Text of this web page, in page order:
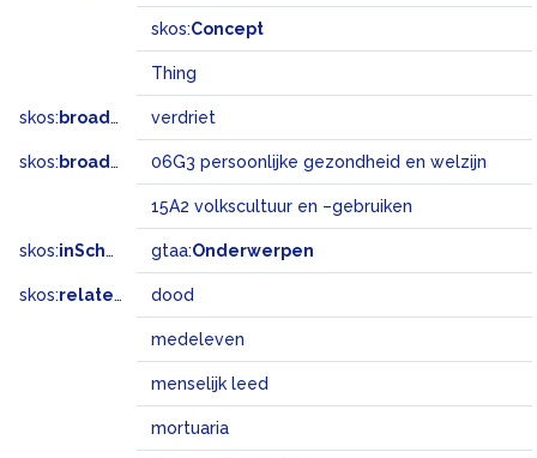
skos:Concept
Thing
skos: broader verdriet
skos: broadMatch 06G3 persoonlijke gezondheid en welzijn
15A2 volkscultuur en –gebruiken
skos:inScheme gtaa:Onderwerpen
skos:related dood
medeleven
menselijk leed
mortuaria